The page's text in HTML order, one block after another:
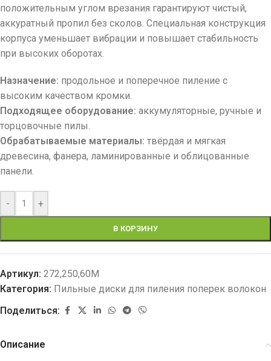
положительным углом врезания гарантируют чистый,
аккуратный пропил без сколов. Специальная конструкция
корпуса уменьшает вибрации и повышает стабильность
при высоких оборотах.
Назначение: продольное и поперечное пиление с
высоким качеством кромки.
Подходящее оборудование: аккумуляторные, ручные и
торцовочные пилы.
Обрабатываемые материалы: твёрдая и мягкая
древесина, фанера, ламинированные и облицованные
панели.
- +
В КОРЗИНУ
Артикул: 272,250,60M
Категория: Пильные диски для пиления поперек волокон
Поделиться:
Описание